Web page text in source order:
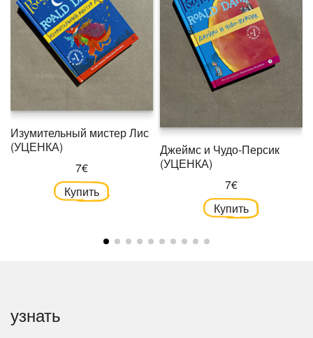
Изумительный мистер Лис
(УЦЕНКА)
7€
Купить
Джеймс и Чудо-Персик
(УЦЕНКА)
7€
Купить
узнать